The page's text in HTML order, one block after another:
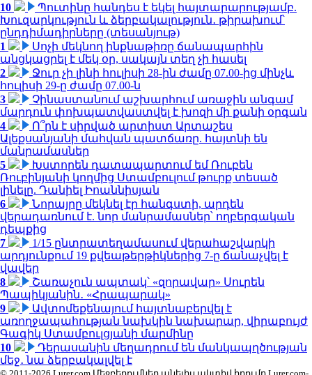
10
Պուտինը հանդես է եկել հայտարարությամբ.
Խուզարկություն և ձերբակալություն․ թիրախում՝
ընդդիմադիրները (տեսանյութ)
1
Սոչի մեկնող ինքնաթիռը ճանապարհին
անցկացրել է մեկ օր, սակայն տեղ չի հասել
2
Ջուր չի լինի հուլիսի 28-ին ժամը 07.00-ից մինչև
հուլիսի 29-ը ժամը 07.00-ն
3
Չինաստանում աշխարհում առաջին անգամ
մարդուն փոխպատվաստվել է խոզի մի քանի օրգան
4
Ո՞րն է սիրված արտիստ Արտաշես
Ալեքսանյանի մահվան պատճառը. հայտնի են
մանրամասներ
5
Խստորեն դատապարտում եմ Ռուբեն
Ռուբինյանի կողմից Ստամբուլում թուրք տեսած
լինելը. Դանիել Իոաննիսյան
6
Նորայրը մեկնել էր հանգստի, արդեն
վերադառնում է. նոր մանրամասներ՝ ողբերգական
դեպքից
7
1/15 ընտրատեղամասում վերահաշվարկի
արդյունքում 19 քվեաթերթիկներից 7-ը ճանաչվել է
վավեր
8
Շառաչուն ապտակ՝ «զորավար» Սուրեն
Պապիկյանին․ «Հրապարակ»
9
Ավտոմեքենայում հայտնաբերվել է
առողջապահության նախկին նախարար, վիրաբույժ
Գագիկ Ստամբուլցյանի մարմինը
10
Դերասանին մեղադրում են մանկապղծության
մեջ․ նա ձերբակալվել է